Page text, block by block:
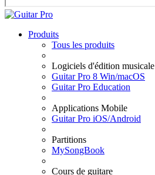
Produits
Tous les produits
Logiciels d'édition musicale
Guitar Pro 8 Win/macOS
Guitar Pro Education
Applications Mobile
Guitar Pro iOS/Android
Partitions
MySongBook
Cours de guitare